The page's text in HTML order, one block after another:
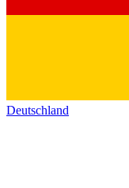
Deutschland